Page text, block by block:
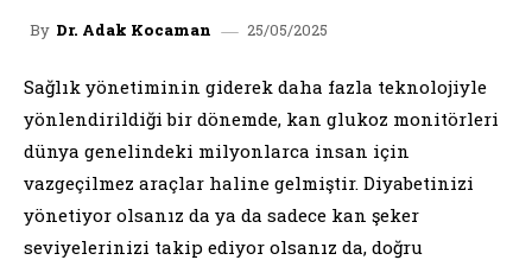
By Dr. Adak Kocaman 25/05/2025
Sağlık yönetiminin giderek daha fazla teknolojiyle
yönlendirildiği bir dönemde, kan glukoz monitörleri
dünya genelindeki milyonlarca insan için
vazgeçilmez araçlar haline gelmiştir. Diyabetinizi
yönetiyor olsanız da ya da sadece kan şeker
seviyelerinizi takip ediyor olsanız da, doğru